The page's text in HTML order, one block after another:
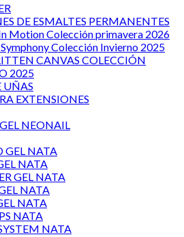
DE ESMALTES PERMANENTES
Motion Colección primavera 2026
Colección Invierno 2025
CANVAS COLECCIÓN
2025
UÑAS
EXTENSIONES
NEONAIL
GEL NATA
NATA
GEL NATA
NATA
NATA
NATA
NATA